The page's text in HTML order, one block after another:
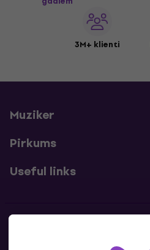
3M+ klienti
Muziker
Pirkums
Useful links